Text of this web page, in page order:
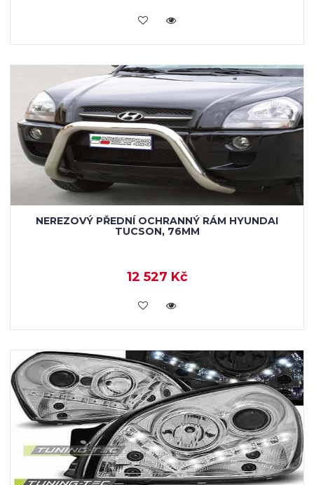
KOUPIT
NEREZOVÝ PŘEDNÍ OCHRANNÝ RÁM HYUNDAI
TUCSON, 76MM
12 527 Kč
KOUPIT